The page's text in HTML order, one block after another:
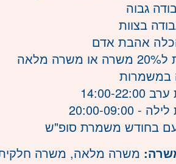
גבוה
בצוות
אהבת אדם
מלאה
במשמרות
22:00
09:00
בחודש משמרת סופ"ש
משרה מלאה, משרה